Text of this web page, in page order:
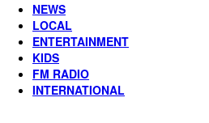
NEWS
LOCAL
ENTERTAINMENT
KIDS
FM RADIO
INTERNATIONAL